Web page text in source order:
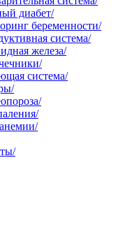
диабет/
беременности/
система/
железа/
система/